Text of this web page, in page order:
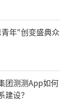
年"创变盛典众
团测测App如何
建设？